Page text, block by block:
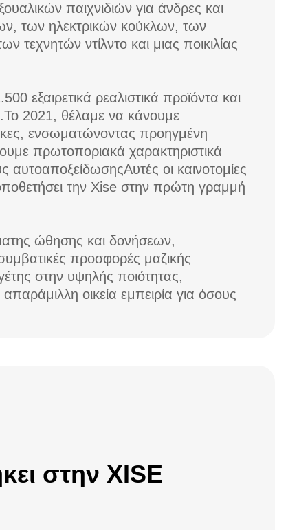
παιχνιδιών για άνδρες και
των ηλεκτρικών κούκλων, των
τεχνητών ντίλντο και μιας ποικιλίας
εξαιρετικά ρεαλιστικά προϊόντα και
2021, θέλαμε να κάνουμε
ενσωματώνοντας προηγμένη
πρωτοποριακά χαρακτηριστικά
οι καινοτομίες
την Xise στην πρώτη γραμμή
ώθησης και δονήσεων,
προσφορές μαζικής
στην υψηλής ποιότητας,
οικεία εμπειρία για όσους